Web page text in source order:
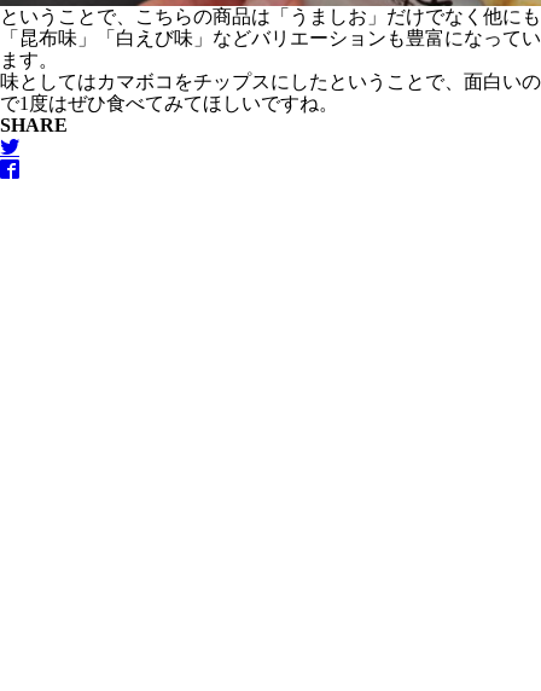
ということで、こちらの商品は「うましお」だけでなく他にも
「昆布味」「白えび味」などバリエーションも豊富になってい
ます。
味としてはカマボコをチップスにしたということで、面白いの
で1度はぜひ食べてみてほしいですね。
SHARE